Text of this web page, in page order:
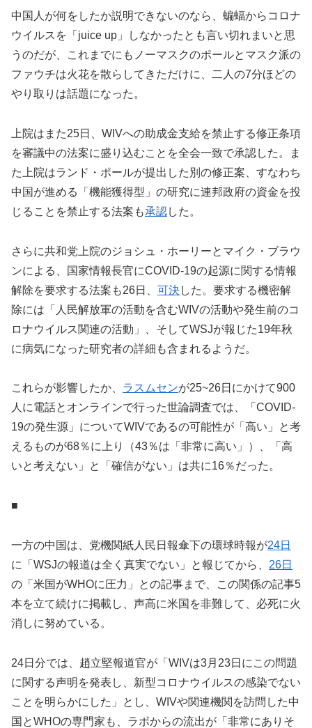
中国人が何をしたか説明できないのなら、蝙蝠からコロナ
ウイルスを「juice up」しなかったとも言い切れまいと思
うのだが、これまでにもノーマスクのポールとマスク派の
ファウチは火花を散らしてきただけに、二人の7分ほどの
やり取りは話題になった。
上院はまた25日、WIVへの助成金支給を禁止する修正条項
を審議中の法案に盛り込むことを全会一致で承認した。ま
た上院はランド・ポールが提出した別の修正案、すなわち
中国が進める「機能獲得型」の研究に連邦政府の資金を投
じることを禁止する法案も承認した。
さらに共和党上院のジョシュ・ホーリーとマイク・ブラウ
ンによる、国家情報長官にCOVID-19の起源に関する情報
解除を要求する法案も26日、 可決した。要求する機密解
除には「人民解放軍の活動を含むWIVの活動や発生前のコ
ロナウイルス関連の活動」、そしてWSJが報じた19年秋
に病気になった研究者の詳細も含まれるようだ。
これらが影響したか、 ラスムセンが25~26日にかけて900
人に電話とオンラインで行った世論調査では、「COVID-
19の発生源」についてWIVであるの可能性が「高い」と考
えるものが68％に上り（43％は「非常に高い」）、「高
いと考えない」と「確信がない」は共に16％だった。
■
一方の中国は、党機関紙人民日報傘下の環球時報が24日
に「WSJの報道は全く真実でない」と報じてから、 26日
の「米国がWHOに圧力」との記事まで、この関係の記事5
本を立て続けに掲載し、声高に米国を非難して、必死に火
消しに努めている。
24日分では、趙立堅報道官が「WIVは3月23日にこの問題
に関する声明を発表し、新型コロナウイルスの感染でない
ことを明らかにした」とし、WIVや関連機関を訪問した中
国とWHOの専門家も、ラボからの流出が「非常にありそ